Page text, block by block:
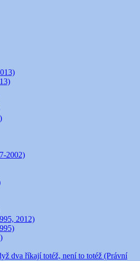
2002)
2012)
dva říkají totéž, není to totéž (Právní